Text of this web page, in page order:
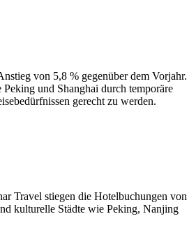
von 5,8 % gegenüber dem Vorjahr.
und Shanghai durch temporäre
gerecht zu werden.
Travel stiegen die Hotelbuchungen von
kulturelle Städte wie Peking, Nanjing